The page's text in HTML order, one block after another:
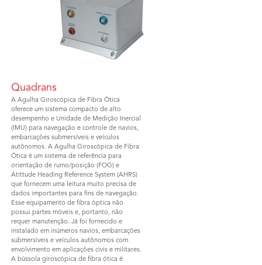
Quadrans
A Agulha Giroscópica de Fibra Ótica
oferece um sistema compacto de alto
desempenho e Unidade de Medição Inercial
(IMU) para navegação e controle de navios,
embarcações submersíveis e veículos
autônomos. A Agulha Giroscópica de Fibra
Ótica é um sistema de referência para
orientação de rumo/posição (FOG) e
Atittude Heading Reference System (AHRS)
que fornecem uma leitura muito precisa de
dados importantes para fins de navegação.
Esse equipamento de fibra óptica não
possui partes móveis e, portanto, não
requer manutenção. Já foi fornecido e
instalado em inúmeros navios, embarcações
submersíveis e veículos autônomos com
envolvimento em aplicações civis e militares.
A bússola giroscópica de fibra ótica é